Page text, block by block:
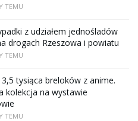
TEMU
z udziałem jednośladów
drogach Rzeszowa i powiatu
TEMU
3,5 tysiąca breloków z anime.
kolekcja na wystawie
TEMU